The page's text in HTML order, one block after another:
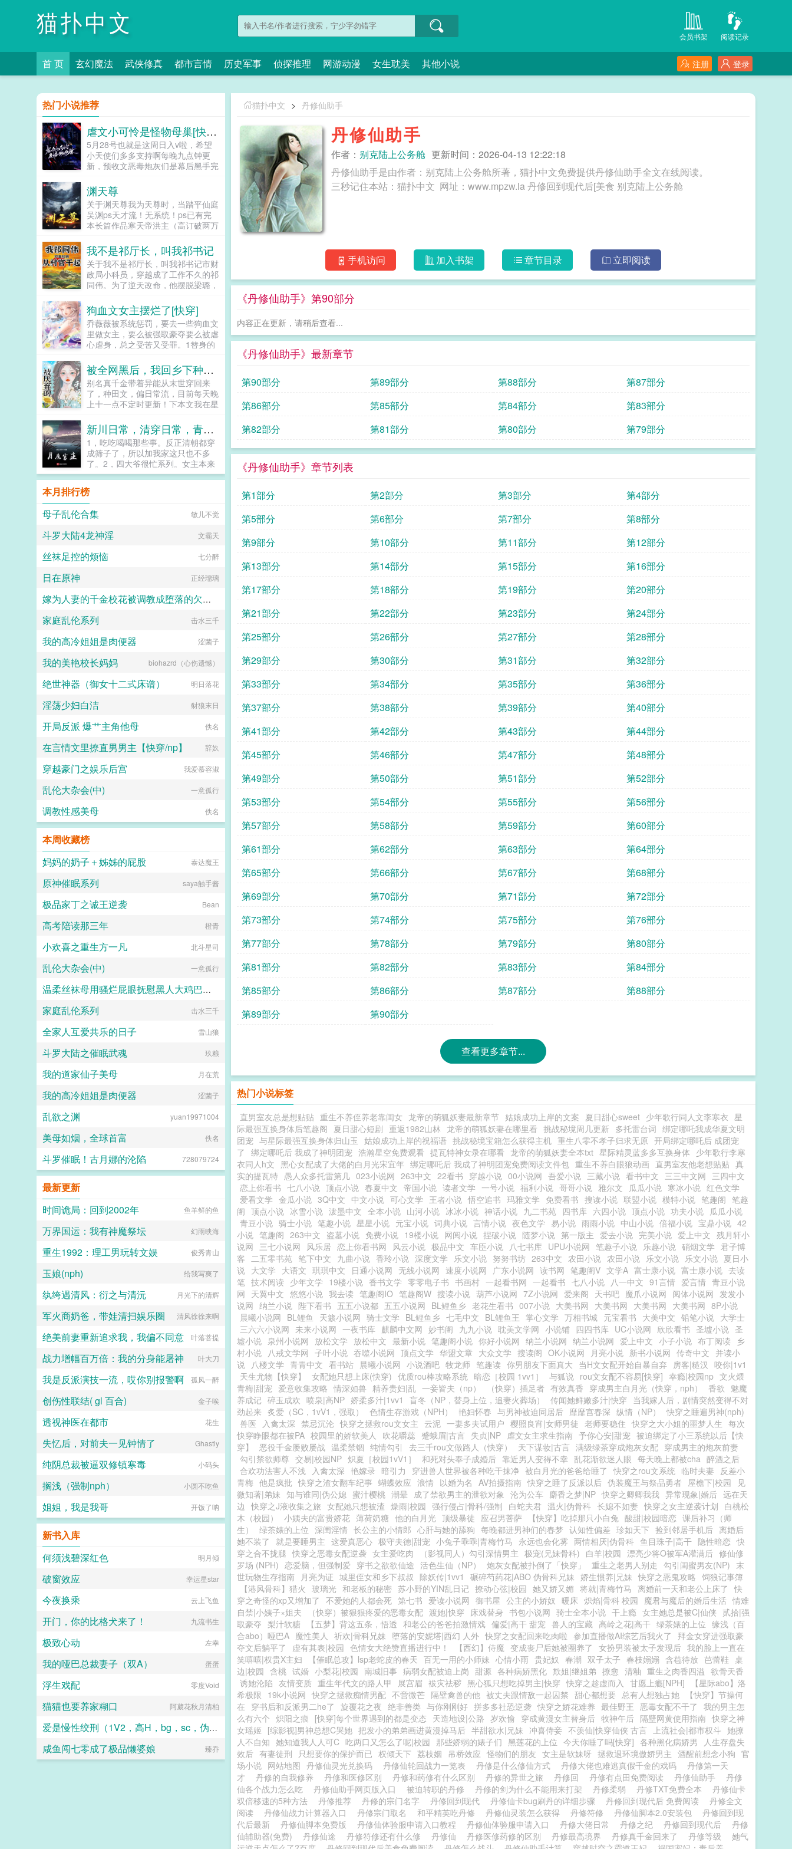
猫扑中文 阅读记录
会员书架
首 页 玄幻魔法 武侠修真 都市言情 历史军事 侦探推理 网游动漫 女生耽美 其他小说 登录
注册
猫扑中文 > 丹修仙助手
丹修仙助手
作者： 别克陆上公务舱 更新时间：2026-04-13 12:22:18
丹修仙助手是由作者：别克陆上公务舱所著，猫扑中文免费提供丹修仙助手全文在线阅读。
三秒记住本站：猫扑中文 网址：www.mpzw.la 丹修回到现代后[美食 别克陆上公务舱
手机访问 加入书架 章节目录 立即阅读
《丹修仙助手》第90部分
内容正在更新，请稍后查看...
《丹修仙助手》最新章节
第90部分 第89部分 第88部分
第87部分
第86部分
第85部分 第84部分
第83部分
第82部分
第81部分 第80部分 第79部分
《丹修仙助手》章节列表
第1部分 第2部分 第3部分
第4部分
第5部分
第6部分 第7部分
第8部分
第9部分
第10部分 第11部分
第12部分
第13部分
第14部分 第15部分
第16部分
第17部分
第18部分 第19部分
第20部分
第21部分
第22部分 第23部分
第24部分
第25部分
第26部分 第27部分
第28部分
第29部分
第30部分 第31部分
第32部分
第33部分
第34部分 第35部分
第36部分
第37部分
第38部分 第39部分
第40部分
第41部分
第42部分 第43部分
第44部分
第45部分
第46部分 第47部分
第48部分
第49部分
第50部分 第51部分
第52部分
第53部分
第54部分 第55部分
第56部分
第57部分
第58部分 第59部分
第60部分
第61部分
第62部分 第63部分
第64部分
第65部分
第66部分 第67部分
第68部分
第69部分
第70部分 第71部分
第72部分
第73部分
第74部分 第75部分
第76部分
第77部分
第78部分 第79部分
第80部分
第81部分
第82部分 第83部分
第84部分
第85部分
第86部分 第87部分
第88部分
第89部分
第90部分
查看更多章节...
热门小说标签
直男室友总是想贴贴 重生不养侄养老靠闺女 龙帝的萌狐妖妻最新章节 姑娘成功上岸的文案 夏日甜心sweet 少年歌行同人文李寒衣 星
际最强互换身体后笔趣阁 夏日甜心短剧 重返1982山林 龙帝的萌狐妖妻在哪里看 挑战秘境周几更新 多托雷台词 绑定哪吒我成华夏文明
团宠 与星际最强互换身体归山玉 姑娘成功上岸的祝福语 挑战秘境宝箱怎么获得主机 重生八零不孝子归求无原 开局绑定哪吒后 成团宠
了 绑定哪吒后 我成了神明团宠 浩瀚星空免费观看 提瓦特神女录在哪看 龙帝的萌狐妖妻全本txt 星际精灵蓝多多互换身体 少年歌行李寒
衣同人h文 黑心女配成了大佬的白月光宋宜年 绑定哪吒后 我成了神明团宠免费阅读文件包 重生不养白眼狼动画 直男室友他老想贴贴 真
实的提瓦特 愚人众多托雷第几 023小说网 263中文 22看书 穿越小说 00小说网 吾爱小说 三藏小说 看书中文 三三中文网 三四中文
恋上你看书 七八小说 顶点小说 春夏中文 帝国小说 读者文学 一号小说 福利小说 哥哥小说 雅尔文 瓜瓜小说 寒冰小说 红色文学
爱看文学 金瓜小说 3Q中文 中文小说 可心文学 王者小说 悟空追书 玛雅文学 免费看书 搜读小说 联盟小说 模特小说 笔趣阁 笔趣
阁 顶点小说 冰雪小说 泼墨中文 全本小说 山河小说 冰冰小说 神话小说 九二书苑 四书库 六四小说 顶点小说 功夫小说 瓜瓜小说
青豆小说 骑士小说 笔趣小说 星星小说 元宝小说 词典小说 言情小说 夜色文学 易小说 雨雨小说 中山小说 倍福小说 宝鼎小说 42
小说 笔趣阁 263中文 盗墓小说 免费小说 19楼小说 网阅小说 捏破小说 随梦小说 第一版主 爱去小说 完美小说 爱上中文 残月轩小
说网 三七小说网 风乐居 恋上你看书网 风云小说 极品中文 车臣小说 八七书库 UPU小说网 笔趣子小说 乐趣小说 硝烟文学 君子博
客 二五零书苑 笔下中文 九曲小说 香玲小说 深度文学 乐文小说 努努书坊 263中文 农田小说 农田小说 乐文小说 乐文小说 夏日小
说 大文学 大语文 琪琪中文 日通小说网 无线小说网 速度小说网 广东小说网 读书网 笔趣阁V 文学A 富士康小说 富士康小说 去读
笔 技术阅读 少年文学 19楼小说 香书文学 零零电子书 书画村 一起看书网 一起看书 七八小说 八一中文 91言情 爱言情 青豆小说
网 天翼中文 悠悠小说 我去读 笔趣阁IO 笔趣阁W 搜读小说 葫芦小说网 7Z小说网 爱来阁 天书吧 魔爪小说网 阅体小说网 发发小
说网 纳兰小说 陛下看书 五五小说都 五五小说网 BL鲤鱼乡 老花生看书 007小说 大美书网 大美书网 大美书网 大美书网 8P小说
晨曦小说网 BL鲤鱼 天籁小说网 骑士文学 BL鲤鱼乡 七毛中文 BL鲤鱼王 掌心文学 万相书城 元宝看书 大美中文 铅笔小说 大学士
三六六小说网 未来小说网 一夜书库 麒麟中文网 妙书阁 九九小说 耽美文学网 小说铺 四四书库 UC小说网 欣欣看书 圣墟小说 圣
墟小说 泉州小说网 放松文学 放松中文 最新小说 笔趣阁小说 你好小说网 纳兰小说网 纳兰小说网 爱上中文 小子小说 布丁阅读
乡
村小说 八戒文学网 子叶小说 吞噬小说网 顶点文学 华盟文章 大众文学 搜读阁 OK小说网 月亮小说 新书小说网 传奇中文 并读小
说 八楼文学 青青中文 看书站 晨曦小说网 小说酒吧 牧龙师 笔趣读 你男朋友下面真大 当H文女配开始自暴自弃 房客|糙汉 咬你|1v1
天生尤物【快穿】
女配她只想上床(快穿) 优质rou棒攻略系统 暗恋［校园 1vv1］ 与狐说 rou文女配不容易[快穿] 幸瘾|校园np 文火煨
青梅|甜宠 爱意收集攻略 情深如兽 精养贵妇|乱 一妾皆夫（np） （快穿）插足者 有效真香 穿成男主白月光（快穿，nph） 香欲 魅魔
养成记 碎玉成欢 喷泉|高NP 娇柔多汁|1vv1 盲冬（NP，替身上位，追妻火葬场） 传闻她鲜嫩多汁|快穿 当我嫁人后，剧情突然变得不对
劲起来 炙爱（SC，1vV1，强取） 色情生存游戏（NPH） 艳妇怀春 与男神被迫同居后 靡靡宫春深 纵情（NP）
快穿之睡遍男神(nph)
兽医
入禽太深 禁忌沉沦 快穿之拯救rou文女主 云泥 一妻多夫试用户 樱照良宵|女师男徒 老师要稳住 快穿之大小姐的噩梦人生 每次
快穿睁眼都在被PA 校园里的娇软美人 吹花嚼蕊 蹙蛾眉|古言 失贞|NP 虐文女主求生指南 予你心安|甜宠 被迫绑定了小三系统以后【快
穿】
恶役千金屡败屡战 温柔禁锢 纯情勾引 去三千rou文做路人（快穿） 天下谋妆|古言 满级绿茶穿成炮灰女配 穿成男主的炮灰前妻
勾引禁欲师尊 交易|校园NP 炽夏［校园1vV1］ 和死对头奉子成婚后 靠近男人变得不幸 乱花渐欲迷人眼 每天晚上都被cha 醉酒之后
合欢功法害人不浅 入禽太深 艳嫁录 暗引力 穿进兽人世界被各种吃干抹净 被白月光的爸爸给睡了 快穿之rou文系统 临时夫妻
反差小
青梅 他是疯批 快穿之渣女翻车纪事 蝴蝶效应 浪情 以婚为名 AV拍摄指南 快穿之睡了反派以后 伪装魔王与祭品勇者 屋檐下|校园
见
微知著|弟妹 知与谁同|伪公媳 蜜汁樱桃 潮晕 成了禁欲男主的泄欲对象 沦为公车 麝香之梦|NP 快穿之卿卿我我 异常现象|婚后 远在天
边 快穿之J液收集之旅 女配她只想被渣 燥雨|校园 强行侵占|骨科/强制 白蛇夫君 温火|伪骨科 长媳不如妻 快穿之女主逆袭计划 白桃松
木（校园）
小姨夫的富贵娇花 薄荷奶糖 他的白月光 顶级暴徒 应召男菩萨 【快穿】吃掉那只小白兔 酸甜|校园暗恋 课后补习（师
生）
绿茶婊的上位 深闺淫情 长公主的小情郎 心肝与她的舔狗 每晚都进男神们的春梦 认知性偏差 珍如天下 捡到邻居手机后 离婚后
她不装了 就是要睡男主 这爱真恶心 极守夫德|甜宠 小兔子乖乖|青梅竹马 永远也会化雾 两情相厌|伪骨科 鱼目珠子|高干 隐性暗恋 快
穿之合不拢腿 快穿之恶毒女配逆袭 女主爱吃肉 （影视同人）勾引深情男主 极宠(兄妹骨科) 白羊|校园 漂亮少将O被军A灌满后 修仙修
罗场 (NPH) 恋爱脑，但强制爱 穿书之欲欲仙途 活色生仙（NP） 炮灰女配被扑倒了「快穿」 重生之老男人别走 勾引闺蜜男友(NP) 末
世玩物生存指南
月亮为证 城里侄女和乡下叔叔 除妖传|1vv1 碾碎芍药花|ABO 伪骨科兄妹 娇生惯养|兄妹 快穿之恶鬼攻略 饲狼记事簿
【港风骨科】猎火 玻璃光 和老板的秘密 苏小野的YIN乱日记 撩动心弦|校园 她又娇又媚 将就|青梅竹马 离婚前一天和老公上床了 快
穿之奇怪的xp又增加了 不爱她的人都会死 第七书 爱读小说网 御书屋 公主的小娇奴 暖床 炽焰|骨科 校园 魔君与魔后的婚后生活 情难
自禁|小姨子×姐夫
（快穿）被狠狠疼爱的恶毒女配 渡她|快穿 床戏替身 书包小说网 骑士全本小说 干上瘾 女主她总是被C|仙侠 贰拾|强
取豪夺 梨汁软糖 【五梦】背这五条，悟透 和老公的爸爸拍激情戏 偏爱|高干 甜宠 兽人的宝藏 高岭之花|高干 绿茶婊的上位 缘浅（百
合abo）哑巴A 魔性美人 祈欢|骨科兄妹 堕落的安妮塔|西幻 人外 快穿之女配回来吃肉啦 参加直播做AI综艺后我火了
拜金女穿进强取豪
夺文后躺平了
虚有其表|校园 色情女大绝赞直播进行中！ 【西幻】侍魔 变成丧尸后她被圈养了 女扮男装被太子发现后 我的脸上一直在
笑嘻嘻|权贵X主妇
【催眠总攻】lsp老蛇皮的春天 百无一用的小师妹 心情小雨 贵妃奴 春潮 双子太子 春枝嫋嫋 含苞待放 芭蕾鞋 桌
边|校园 含桃 试婚 小梨花|校园 南城旧事 病弱女配被迫上岗 甜源 各种病娇黑化 欺姐|继姐弟 撩愈 清釉 重生之肉香四溢 欲骨天香
诱她沦陷 友情变质 重生年代文的路人甲 展宫眉 袚灾祛秽 黑心狐只想吃掉男主|快穿 快穿之趁虚而入 甘愿上瘾[NPH]
【星际abo】洛
希极限
19k小说网 快穿之拯救痴情男配 不啻微芒 隔壁禽兽的他 被丈夫跟情敌一起囚禁 甜心都想要 总有人想独占她
【快穿】节操何
在 穿书后和反派男二he了 旋覆花之夜 绝非善类 与你刚刚好 拼多多社恐逆袭 快穿之娇花难养 最佳野王 恶毒女配不干了 我的男主怎
么有六个 炽阳之痕 [快穿]每个世界遇到的都是变态 天造地设|公路 岁欢愉 穿成黄漫女主替身后 牧神午后 隔壁网黄使用指南 快穿之神
女瑶姬 [综影视]男神总想C哭她 把发小的弟弟画进黄漫掉马后 半甜欲水|兄妹 冲喜侍妾 不羡仙|快穿仙侠 古言 上流社会|都市权斗 她撩
人不自知 她知道我人人可C 吃两口又怎么了呢|校园 那些娇弱的婊子们 黑莲花的上位 今天你睡了吗[快穿] 各种黑化病娇男
人生存盘失
效后 有妻徒刑 只想要你的保护而已 权倾天下 荔枝姻 吊桥效应 怪物们的朋友 女主是软妹呀 拯救退环境傲娇男主 酒醒前想念小狗 官
场小说 网站地图 丹修仙灵光兑换码 丹修仙轮回战力一览表 丹修是什么修仙方式 丹修大佬也难逃真假千金的戏码
丹修第一天
才
丹修的自我修养 丹修和医修区别 丹修和药修有什么区别 丹修的异世之旅 丹修回 丹修有点田免费阅读 丹修仙助手
丹修
仙各个战力怎么吃
丹修仙助手网页版入口 被迫转职的丹修 丹修的剑为什么不能用来打架 丹修柔弱 丹修TXT免费全本
丹修仙卡
双倍移速的5种方法
丹修推荐 丹修的宗门名字 丹修回到现代 丹修仙卡bug刷丹的详细步骤 丹修回到现代后 免费阅读
丹修全文
阅读
丹修仙战力计算器入口 丹修宗门取名 和平精英吃丹修 丹修仙灵装怎么获得 丹修符修 丹修仙脚本2.0安装包
丹修回到现
代后最新
丹修仙脚本免费版 丹修仙体验服申请入口教程 丹修仙体验服申请入口 丹修大佬日常 丹修之纪 丹修回到现代后
丹修
仙辅助器(免费)
丹修仙途 丹修符修还有什么修 丹修仙 丹修医修药修的区别 丹修最高境界 丹修真千金回来了 丹修等级
她气
热门小说推荐
虐文小可怜是怪物母巢[快穿]
5月28号也就是这周日入v啦，希望
小天使们多多支持啊每晚九点钟更
新，预收文恶毒炮灰们是幕后黑手完
君灵气复苏后我和马甲们开启了工业
革命祖传技能的各种应用快穿...
渊天尊
关于渊天尊我为天尊时，当踏平仙庭
吴渊ps天才流！无系统！ps已有完
本长篇作品寒天帝洪主（高订破两万
我不是祁厅长，叫我祁书记
关于我不是祁厅长，叫我祁书记市财
政局小科员，穿越成了工作不久的祁
同伟。为了逆天改命，他摆脱梁璐，
色的政绩进入GDP狂人李达康的视
线。官场大门重新打开，权势巅峰指
日可待...
狗血文女主摆烂了[快穿]
乔薇薇被系统惩罚，要去一些狗血文
里做女主，要么被强取豪夺要么被虐
心虐身，总之受苦又受罪。1替身的
X燥郁病美人家主。她是霸总契约来
的替身未婚妻，被冷落被嘲讽也倔强
的守护着...
被全网黑后，我回乡下种田了
别名真千金带着异能从末世穿回来
了，种田文，偏日常流，目前每天晚
上十一点不定时更新！下本文我在星
了，穿到了丧尸遍地的末世。幸运的
是，在末世挣扎生活十年后，她又
穿...
新川日常，清穿日常，青川日常，卿卿日常
1，吃吃喝喝那些事。反正清朝都穿
成筛子了，所以加我家这只也不多
了。2，四大爷很忙系列。女主本来
可以有空间的（但我写不出来，一写
到空间就犯设定狂癖，文会歪到十万
八千里外）她也可以有系统的（为了
她我...
本月排行榜
母子乱伦合集
敏儿不觉
斗罗大陆4龙神淫 文霸天
丝袜足控的烦恼 七分醉
日在原神 正经璢璃
嫁为人妻的千金校花被调教成堕落的欠肏肥臀母猪
yeqingxuan
家庭乱伦系列 击水三千
我的高冷姐姐是肉便器 涩菌子
我的美艳校长妈妈 biohazrd（心伤遗憾）
绝世神器（御女十二式床谱） 明日落花
淫荡少妇白洁 豺狼末日
开局反派 爆艹主角他母 佚名
在言情文里撩直男男主【快穿/np】 辞奺
穿越豪门之娱乐后宫 我爱慕容淑
乱伦大杂会(中) 一意孤行
调教性感美母 佚名
本周收藏榜
妈妈的奶子＋姊姊的屁股
泰达魔王
原神催眠系列 saya触手酱
极品家丁之诚王逆袭 Bean
高考陪读那三年 橙青
小欢喜之重生方一凡 北斗星司
乱伦大杂会(中) 一意孤行
温柔丝袜母用骚烂屁眼抚慰黑人大鸡巴的淫乱群交摄影记录
佚名
家庭乱伦系列 击水三千
全家人互爱共乐的日子 雪山狼
斗罗大陆之催眠武魂 玖粮
我的道家仙子美母 月在荒
我的高冷姐姐是肉便器 涩菌子
乱欲之渊 yuan19971004
美母如烟，全球首富 佚名
斗罗催眠！古月娜的沦陷 728079724
最新更新
时间诡局：回到2002年
鱼羊鲜的鱼
万界国运：我有神魔祭坛 幻雨映海
重生1992：理工男玩转文娱 俊秀青山
玉娘(nph) 给我写爽了
纨绔遇清风：衍之与清沅 月光下的清辉
军火商奶爸，带娃清扫娱乐圈 清风徐徐来啊
绝美前妻重新追求我，我偏不同意 叶落菩提
战力增幅百万倍：我的分身能屠神 叶大刀
我是反派演技一流，哎你别报警啊 孤风一醉
创伤性联结( gl 百合) 金子唉
透视神医在都市 花生
失忆后，对前夫一见钟情了 Ghastly
纯阴总裁被逼双修镇寒毒 小码头
搁浅（强制nph） 小圆不吃鱼
姐姐，我是我哥 开饭了呐
新书入库
何须浅碧深红色
明月倾
破窗效应 幸运星star
今夜换乘 云上飞鱼
开门，你的比格犬来了！ 九流书生
极致心动 左幸
我的哑巴总裁妻子（双A） 蛋蛋
浮生戏配 零度Void
猫猫也要养家糊口 阿葳花秋月清柏
爱是慢性绞刑（1V2，高H，bg，sc，伪骨科）
龙华
咸鱼闯七零成了极品懒婆娘 臻乔